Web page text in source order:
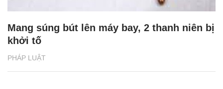
PHÁP LUẬT
Mang súng bút lên máy bay, 2 thanh niên bị
khởi tố